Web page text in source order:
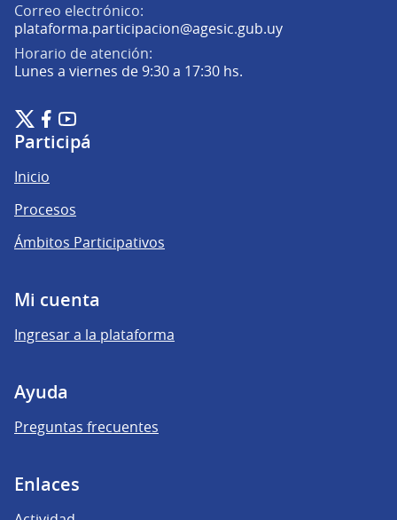
Correo electrónico:
plataforma.participacion@agesic.gub.uy(Abrir en una
Horario de atención:
Lunes a viernes de 9:30 a 17:30 hs.
Plataforma de Participación Ciudadana Digital en X
(Enlace externo)
Plataforma de Participación Ciudadana Digital en Facebook
(Enlace externo)
Plataforma de Participación Ciudadana Digital en
(Enlace externo)
Participá
Inicio
Procesos
Ámbitos Participativos
Mi cuenta
Ingresar a la plataforma
Ayuda
Preguntas frecuentes
Enlaces